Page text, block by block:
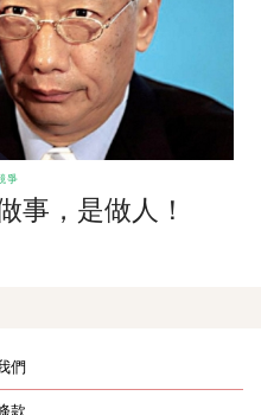
爭
事，是做人！
們
款